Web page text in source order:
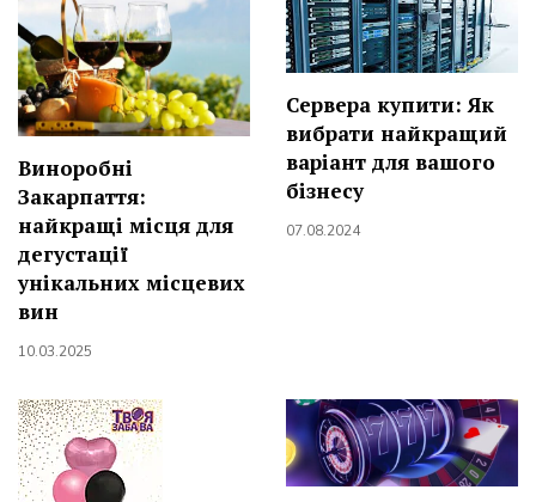
Виноробні
Закарпаття:
найкращі місця для
дегустації
унікальних місцевих
вин
10.03.2025
Сервера купити: Як
вибрати найкращий
варіант для вашого
бізнесу
07.08.2024